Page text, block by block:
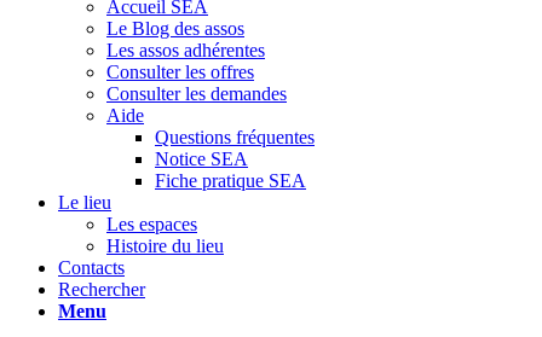
Accueil SEA
Le Blog des assos
Les assos adhérentes
Consulter les offres
Consulter les demandes
Aide
Questions fréquentes
Notice SEA
Fiche pratique SEA
Le lieu
Les espaces
Histoire du lieu
Contacts
Rechercher
Menu